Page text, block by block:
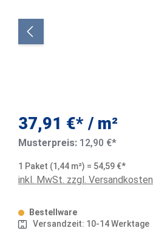
37,91 €* / m²
Musterpreis: 12,90 €*
1 Paket (1,44 m²) = 54,59 €*
inkl. MwSt. zzgl. Versandkosten
Bestellware
Versandzeit: 10-14 Werktage